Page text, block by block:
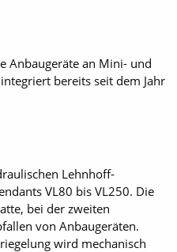
Anbaugeräte an Mini- und
bereits seit dem Jahr
Lehnhoff-
VL80 bis VL250. Die
bei der zweiten
von Anbaugeräten.
wird mechanisch